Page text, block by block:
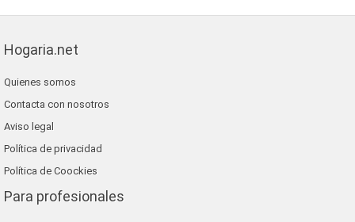
Hogaria.net
Quienes somos
Contacta con nosotros
Aviso legal
Política de privacidad
Política de Coockies
Para profesionales